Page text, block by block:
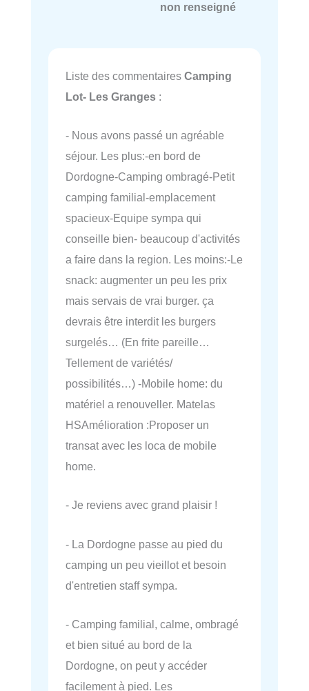
non renseigné
Liste des commentaires Camping
Lot- Les Granges :
- Nous avons passé un agréable
séjour. Les plus:-en bord de
Dordogne-Camping ombragé-Petit
camping familial-emplacement
spacieux-Equipe sympa qui
conseille bien- beaucoup d'activités
a faire dans la region. Les moins:-Le
snack: augmenter un peu les prix
mais servais de vrai burger. ça
devrais être interdit les burgers
surgelés… (En frite pareille…
Tellement de variétés/
possibilités…) -Mobile home: du
matériel a renouveller. Matelas
HSAmélioration :Proposer un
transat avec les loca de mobile
home.
- Je reviens avec grand plaisir !
- La Dordogne passe au pied du
camping un peu vieillot et besoin
d'entretien staff sympa.
- Camping familial, calme, ombragé
et bien situé au bord de la
Dordogne, on peut y accéder
facilement à pied. Les